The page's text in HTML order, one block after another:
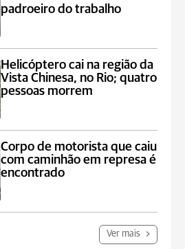
padroeiro do trabalho
Helicóptero cai na região da
Vista Chinesa, no Rio; quatro
pessoas morrem
Corpo de motorista que caiu
com caminhão em represa é
encontrado
Ver mais